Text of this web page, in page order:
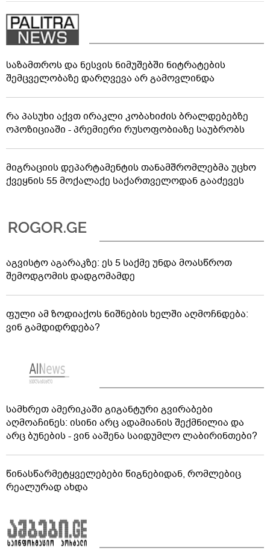
საზამთროს და ნესვის ნიმუშებში ნიტრატების
შემცველობაზე დარღვევა არ გამოვლინდა
რა პასუხი აქვთ ირაკლი კობახიძის ბრალდებებზე
ოპოზიციაში - პრემიერი რუსოფობიაზე საუბრობს
მიგრაციის დეპარტამენტის თანამშრომლებმა უცხო
ქვეყნის 55 მოქალაქე საქართველოდან გააძევეს
აგვისტო აგარაკზე: ეს 5 საქმე უნდა მოასწროთ
შემოდგომის დადგომამდე
ფული ამ ზოდიაქოს ნიშნების ხელში აღმოჩნდება:
ვინ გამდიდრდება?
სამხრეთ ამერიკაში გიგანტური გვირაბები
აღმოაჩინეს: ისინი არც ადამიანის შექმნილია და
არც ბუნების - ვინ ააშენა საიდუმლო ლაბირინთები?
წინასწარმეტყველებები წიგნებიდან, რომლებიც
რეალურად ახდა